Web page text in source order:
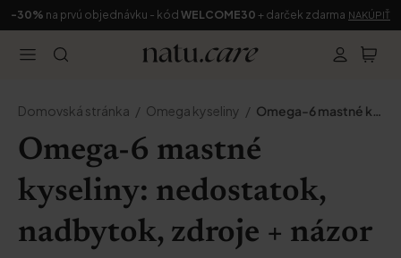
-30% na prvú objednávku - kód WELCOME30 + darček zdarma NAKÚPIŤ
Domovská stránka Omega kyseliny Omega-6 mastné kyseliny
Omega-6 mastné
kyseliny: nedostatok,
nadbytok, zdroje + názor